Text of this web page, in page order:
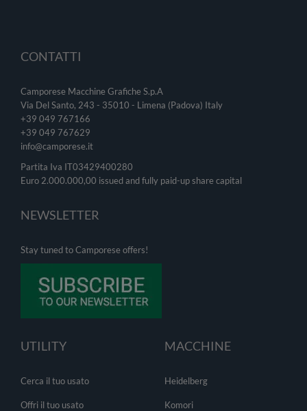
CONTATTI
Camporese Macchine Grafiche S.p.A
Via Del Santo, 243 - 35010 - Limena (Padova) Italy
+39 049 767166
+39 049 767629
info@camporese.it
Partita Iva IT03429400280
Euro 2.000.000,00 issued and fully paid-up share capital
NEWSLETTER
Stay tuned to Camporese offers!
UTILITY
Cerca il tuo usato
Offri il tuo usato
MACCHINE
Heidelberg
Komori